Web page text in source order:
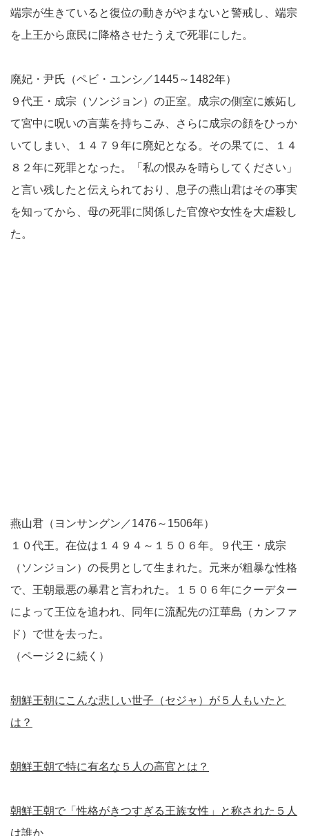
端宗が生きていると復位の動きがやまないと警戒し、端宗
を上王から庶民に降格させたうえで死罪にした。
廃妃・尹氏（ペビ・ユンシ／1445～1482年）
９代王・成宗（ソンジョン）の正室。成宗の側室に嫉妬し
て宮中に呪いの言葉を持ちこみ、さらに成宗の顔をひっか
いてしまい、１４７９年に廃妃となる。その果てに、１４
８２年に死罪となった。「私の恨みを晴らしてください」
と言い残したと伝えられており、息子の燕山君はその事実
を知ってから、母の死罪に関係した官僚や女性を大虐殺し
た。
燕山君（ヨンサングン／1476～1506年）
１０代王。在位は１４９４～１５０６年。９代王・成宗
（ソンジョン）の長男として生まれた。元来が粗暴な性格
で、王朝最悪の暴君と言われた。１５０６年にクーデター
によって王位を追われ、同年に流配先の江華島（カンファ
ド）で世を去った。
（ページ２に続く）
朝鮮王朝にこんな悲しい世子（セジャ）が５人もいたと
は？
朝鮮王朝で特に有名な５人の高官とは？
朝鮮王朝で「性格がきつすぎる王族女性」と称された５人
は誰か